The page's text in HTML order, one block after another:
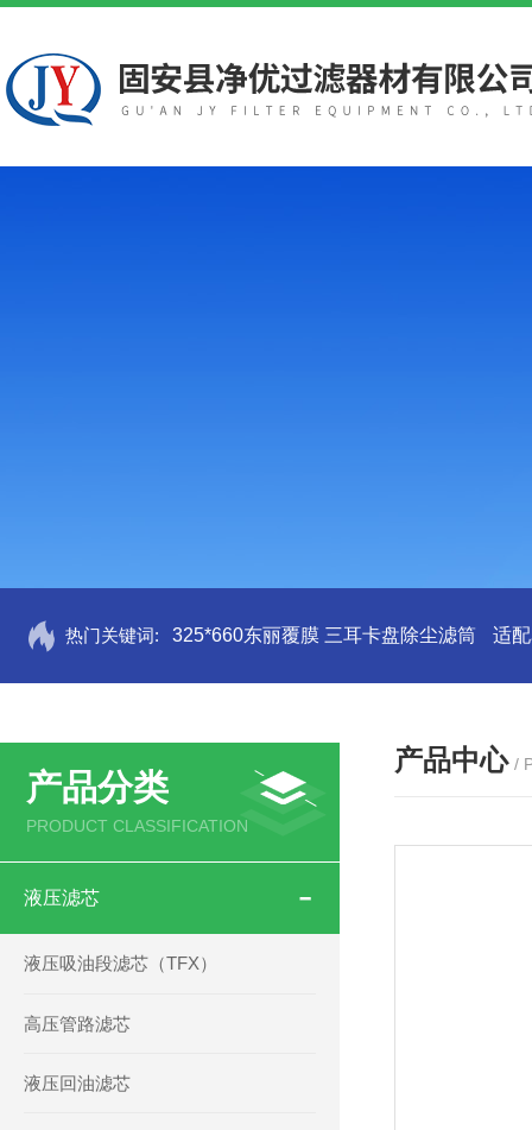
热门关键词: 325*660东丽覆膜 三耳卡盘除尘滤筒 适
产品分类
PRODUCT CLASSIFICATION
液压滤芯
液压吸油段滤芯（TFX）
高压管路滤芯
液压回油滤芯
产品中心 /